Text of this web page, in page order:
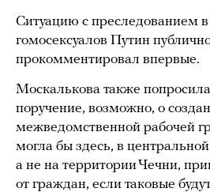
Ситуацию с преследованием
гомосексуалов Путин
прокомментировал впервые.
Москалькова также
поручение, возможно, о
межведомственной рабочей
могла бы здесь, в центральной
а не на территории Чечни,
от граждан, если таковые